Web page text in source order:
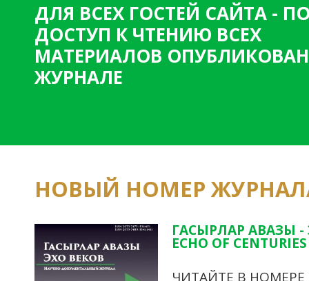
ДЛЯ ВСЕХ ГОСТЕЙ САЙТА -
ДОСТУП К ЧТЕНИЮ ВСЕХ
МАТЕРИАЛОВ
ЖУРНАЛЕ
НОВЫЙ НОМЕР
ГАСЫРЛАР АВАЗЫ -
ECHO OF
ЧИТАЙТЕ В НОМЕРЕ